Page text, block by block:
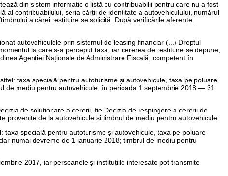
din sistem informatic o listă cu contribuabilii pentru care nu a fost
al contribuabilului, seria cărții de identitate a autovehiculului, numărul
a cărei restituire se solicită. După verificările aferente,
autovehiculele prin sistemul de leasing financiar (...) Dreptul
la care s-a perceput taxa, iar cererea de restituire se depune,
Agenției Naționale de Administrare Fiscală, competent în
taxa specială pentru autoturisme și autovehicule, taxa pe poluare
de mediu pentru autovehicule, în perioada 1 septembrie 2018 — 31
de soluționare a cererii, fie Decizia de respingere a cererii de
provenite de la autovehicule și timbrul de mediu pentru autovehicule.
specială pentru autoturisme și autovehicule, taxa pe poluare
numai devreme de 1 ianuarie 2018; timbrul de mediu pentru
2017, iar persoanele și instituțiile interesate pot transmite